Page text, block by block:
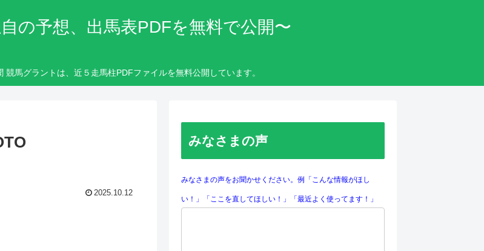
の予想、出馬表PDFを無料で公開〜
競馬グラントは、近５走馬柱PDFファイルを無料公開しています。
2025.10.12
みなさまの声
みなさまの声をお聞かせください。例「こんな情報がほし
い！」「ここを直してほしい！」「最近よく使ってます！」